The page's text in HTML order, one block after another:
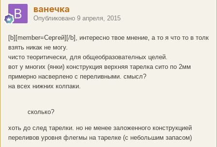
ванечка
Опубликовано 9 апреля, 2015
[b][member=Сергей][/b], интересно твое мнение, а то я что то в толк
взять никак не могу.
чисто теоритически, для общеобразователных целей.
вот у многих (янки) конструкция верхняя тарелка сито по 2мм
примерно насверлено с переливными. смысл?
на всех нижних колпаки.
сколько?
хоть до след тарелки. но не менее заложенного конструкцией
переливов уровня флегмы на тарелке (с небольшим запасом)